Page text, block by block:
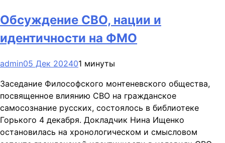
Обсуждение СВО, нации и
идентичности на ФМО
admin05 Дек 202401 минуты
Заседание Философского монтеневского общества,
посвященное влиянию СВО на гражданское
самосознание русских, состоялось в библиотеке
Горького 4 декабря. Докладчик Нина Ищенко
остановилась на хронологическом и смысловом